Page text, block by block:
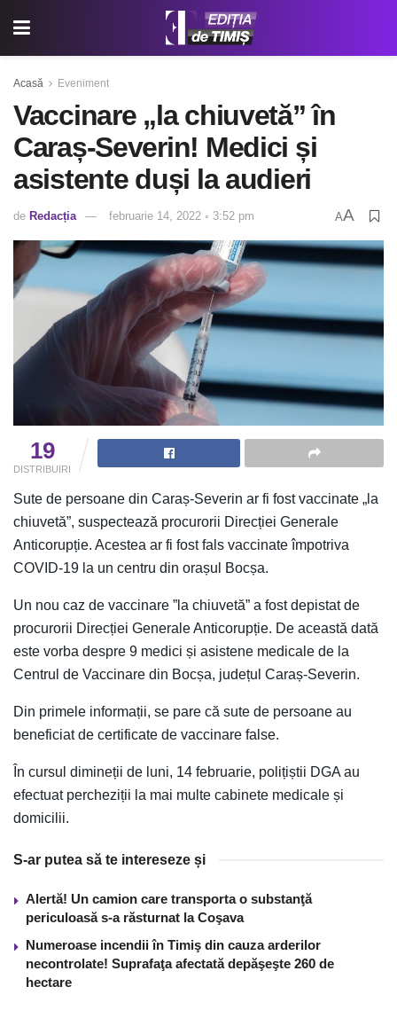
Acasă Eveniment
Vaccinare „la chiuvetă” în
Caraș-Severin! Medici și
asistente duși la audieri
de Redacția februarie 14, 2022 ◦ 3:52 pm AA
19
DISTRIBUIRI
Sute de persoane din Caraș-Severin ar fi fost vaccinate „la
chiuvetă”, suspectează procurorii Direcției Generale
Anticorupție. Acestea ar fi fost fals vaccinate împotriva
COVID-19 la un centru din orașul Bocșa.
Un nou caz de vaccinare ”la chiuvetă” a fost depistat de
procurorii Direcției Generale Anticorupție. De această dată
este vorba despre 9 medici și asistene medicale de la
Centrul de Vaccinare din Bocșa, județul Caraș-Severin.
Din primele informații, se pare că sute de persoane au
beneficiat de certificate de vaccinare false.
În cursul dimineții de luni, 14 februarie, polițiștii DGA au
efectuat percheziții la mai multe cabinete medicale și
domicilii.
S-ar putea să te intereseze și
Alertă! Un camion care transporta o substanţă
periculoasă s-a răsturnat la Coşava
Numeroase incendii în Timiş din cauza arderilor
necontrolate! Suprafaţa afectată depăşeşte 260 de
hectare